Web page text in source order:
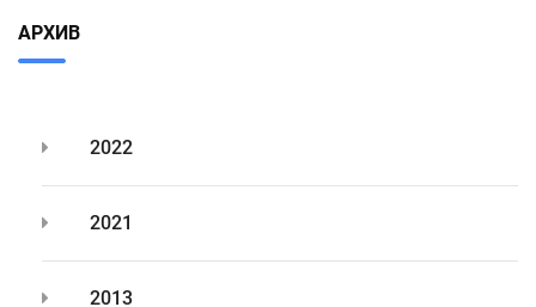
АРХИВ
2022
2021
2013